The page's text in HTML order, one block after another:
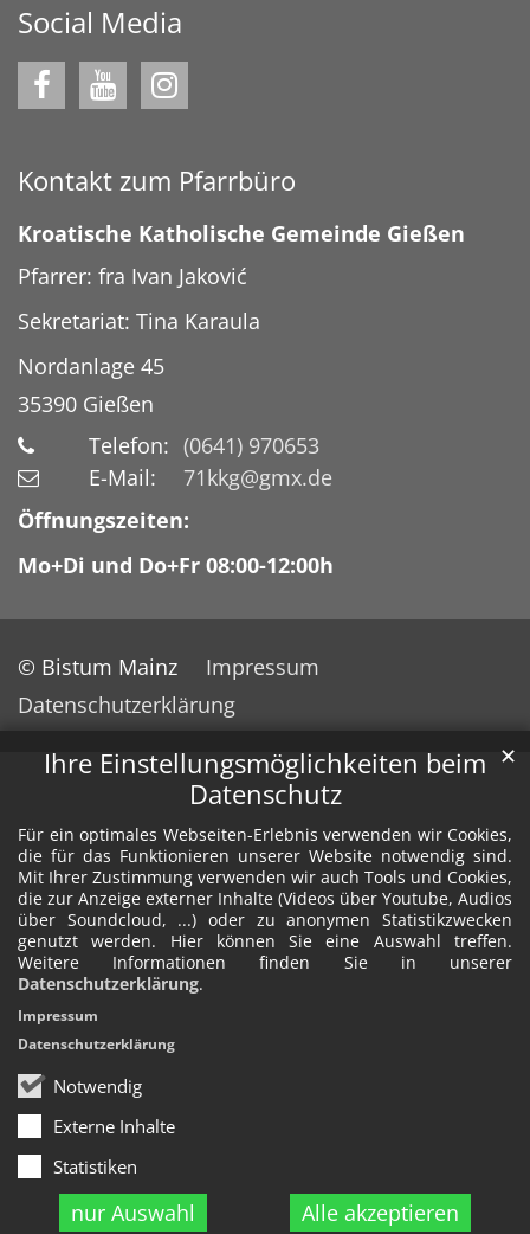
Ihre Einstellungsmöglichkeiten beim
Datenschutz
Für ein optimales Webseiten-Erlebnis verwenden wir Cookies,
die für das Funktionieren unserer Website notwendig sind.
Mit Ihrer Zustimmung verwenden wir auch Tools und Cookies,
die zur Anzeige externer Inhalte (Videos über Youtube, Audios
über Soundcloud, ...) oder zu anonymen Statistikzwecken
genutzt werden. Hier können Sie eine Auswahl treffen.
Weitere Informationen finden Sie in unserer
Datenschutzerklärung.
Notwendig
Externe Inhalte
Statistiken
nur Auswahl Alle akzeptieren
✕
Impressum
Datenschutzerklärung
Social Media
Kontakt zum Pfarrbüro
Kroatische Katholische Gemeinde Gießen
Pfarrer: fra Ivan Jaković
Sekretariat: Tina Karaula
Nordanlage 45
35390 Gießen
Telefon: (0641) 970653
E-Mail:
71kkg@gmx.de
Öffnungszeiten:
Mo+Di und Do+Fr 08:00-12:00h
© Bistum Mainz
Impressum
Datenschutzerklärung